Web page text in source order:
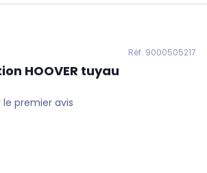
Réf. 9000505217
HOOVER tuyau
le premier avis